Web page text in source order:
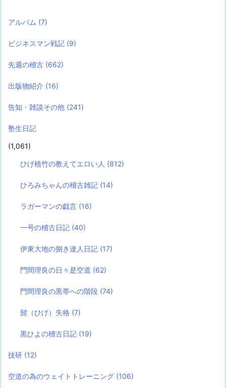
アルバム (7)
ビジネスマン戦記 (9)
先週の稽古 (662)
出版物紹介 (16)
告知・雑談その他 (241)
塾生日記
(1,061)
ひげ植竹の教えてエロい人 (812)
ひろみちゃんの稽古雑記 (14)
ラガーマンの戯言 (16)
一号の稽古日記 (40)
伊東大地の捌き達人日記 (17)
門間理良の日々是空道 (62)
門間理良の黒帯への階段 (74)
髭（ひげ）失格 (7)
黒ひよの稽古日記 (19)
技研 (12)
空道の為のウェイトトレーニング (106)